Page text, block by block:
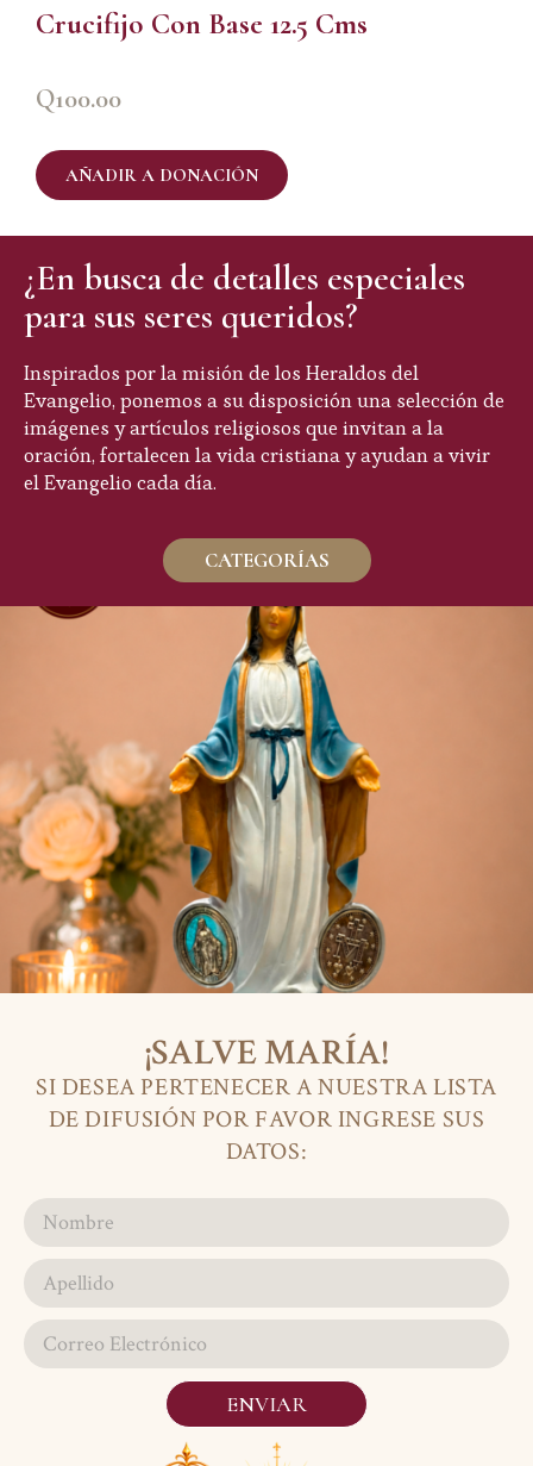
Crucifijo Con Base 12.5 Cms
Q100.00
AÑADIR A DONACIÓN
¿En busca de detalles especiales
para sus seres queridos?
Inspirados por la misión de los Heraldos del
Evangelio, ponemos a su disposición una selección de
imágenes y artículos religiosos que invitan a la
oración, fortalecen la vida cristiana y ayudan a vivir
el Evangelio cada día.
CATEGORÍAS
¡SALVE MARÍA!
SI DESEA PERTENECER A NUESTRA LISTA
DE DIFUSIÓN POR FAVOR INGRESE SUS
DATOS:
ENVIAR